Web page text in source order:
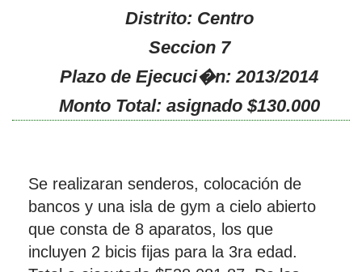
Distrito: Centro
Seccion 7
Plazo de Ejecuci�n: 2013/2014
Monto Total: asignado $130.000
Se realizaran senderos, colocación de
bancos y una isla de gym a cielo abierto
que consta de 8 aparatos, los que
incluyen 2 bicis fijas para la 3ra edad.